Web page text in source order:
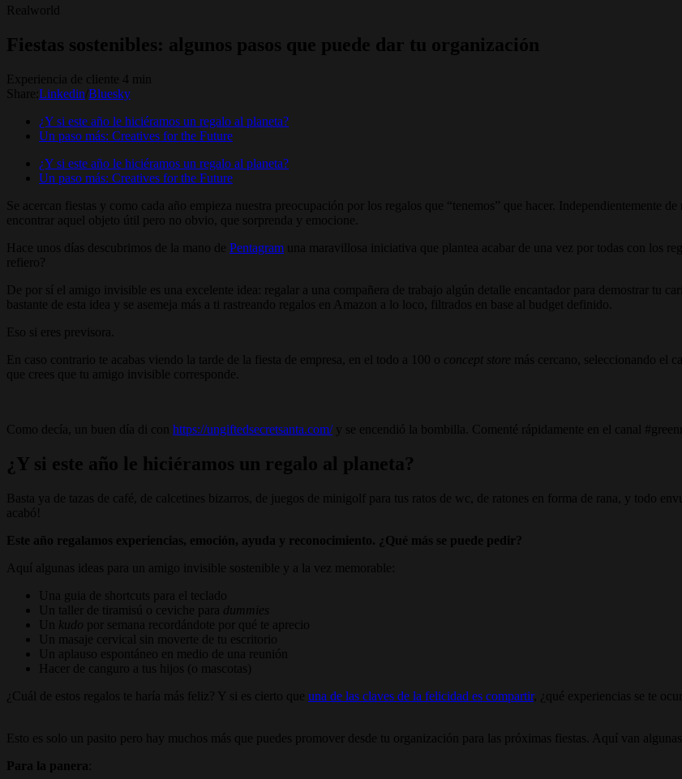
Realworld
Fiestas sostenibles: algunos pasos que puede dar tu organización
Experiencia de cliente 4 min
Share: Linkedin Bluesky
¿Y si este año le hiciéramos un regalo al planeta?
Un paso más: Creatives for the Future
¿Y si este año le hiciéramos un regalo al planeta?
Un paso más: Creatives for the Future
Se acercan fiestas y como cada año empieza nuestra preocupación por los regalos que “tenemos” que hacer. Independientemente
encontrar aquel objeto útil pero no obvio, que sorprenda y emocione.
Hace unos días descubrimos de la mano de Pentagram una maravillosa iniciativa que plantea acabar de una vez por todas con los
refiero?
De por sí el amigo invisible es una excelente idea: regalar a una compañera de trabajo algún detalle encantador para demostrar tu
bastante de esta idea y se asemeja más a ti rastreando regalos en Amazon a lo loco, filtrados en base al budget definido.
Eso si eres previsora.
En caso contrario te acabas viendo la tarde de la fiesta de empresa, en el todo a 100 o concept store
más cercano, seleccionando el
que crees que tu amigo invisible corresponde.
Como decía, un buen día di con https://ungiftedsecretsanta.com/y se encendió la bombilla. Comenté rápidamente en el canal
¿Y si este año le hiciéramos un regalo al planeta?
Basta ya de tazas de café, de calcetines bizarros, de juegos de minigolf para tus ratos de wc, de ratones en forma de rana, y todo
acabó!
Este año regalamos experiencias, emoción, ayuda y reconocimiento. ¿Qué más se puede pedir?
Aquí algunas ideas para un amigo invisible sostenible y a la vez memorable:
Una guia de shortcuts para el teclado
Un taller de tiramisú o ceviche para dummies
Un kudo por semana recordándote por qué te aprecio
Un masaje cervical sin moverte de tu escritorio
Un aplauso espontáneo en medio de una reunión
Hacer de canguro a tus hijos (o mascotas)
¿Cuál de estos regalos te haría más feliz? Y si es cierto que una de las claves de la felicidad es compartir, ¿qué experiencias se te
Esto es solo un pasito pero hay muchos más que puedes promover desde tu organización para las próximas fiestas. Aquí van algunas
Para la panera